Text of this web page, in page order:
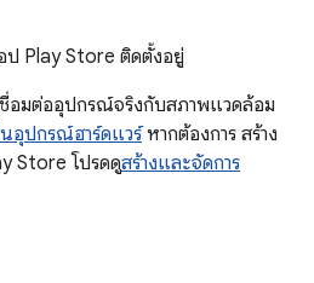
ป Play Store ติดตั้งอยู่
ชื่อมต่ออุปกรณ์จริงกับสภาพแวดล้อม
อุปกรณ์ฮาร์ดแวร์หากต้องการ สร้าง
Store โปรดดูสร้างและจัดการ